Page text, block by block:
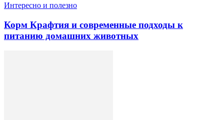
Интересно и полезно
Корм Крафтия и современные подходы к
питанию домашних животных